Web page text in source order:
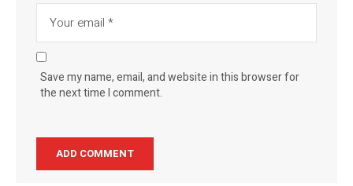
Save my name, email, and website in this browser for
the next time I comment.